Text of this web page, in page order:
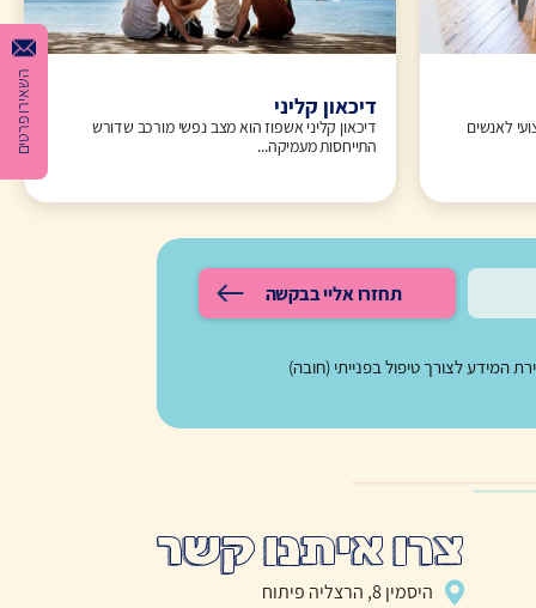
השאירו פרטים לאנשים
דיכאון קליני
דיכאון קליני אשפוז הוא מצב נפשי מורכב שדורש
התייחסות מעמיקה...
תחזרו אליי בבקשה
המידע לצורך טיפול בפנייתי (חובה)
צרו איתנו קשר
היסמין 8, הרצליה פיתוח